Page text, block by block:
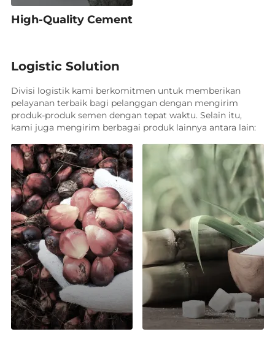
High-Quality Cement
Logistic Solution
Divisi logistik kami berkomitmen untuk memberikan
pelayanan terbaik bagi pelanggan dengan mengirim
produk-produk semen dengan tepat waktu. Selain itu,
kami juga mengirim berbagai produk lainnya antara lain: